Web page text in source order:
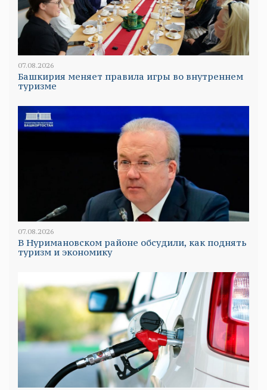
07.08.2026
Башкирия меняет правила игры во внутреннем
туризме
07.08.2026
В Нуримановском районе обсудили, как поднять
туризм и экономику